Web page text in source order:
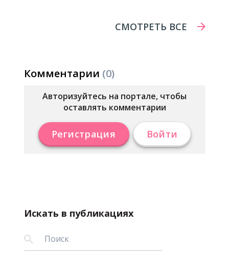
СМОТРЕТЬ ВСЕ
Комментарии (0)
Авторизуйтесь на портале, чтобы
оставлять комментарии
Регистрация Войти
Искать в публикациях